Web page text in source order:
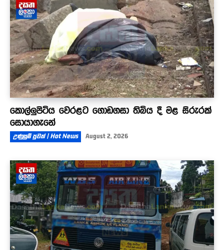
කොල්ලුපිටිය වෙරළට ගොඩගසා තිබිය දී මළ සිරුරක්
සොයාගැනේ
උණුසුම් පුවත් | Hot News August 2, 2026